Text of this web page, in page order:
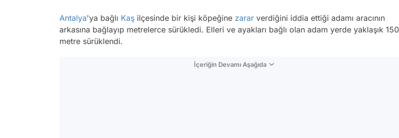
Antalya'ya bağlı Kaş ilçesinde bir kişi köpeğine zarar verdiğini iddia ettiği adamı aracının
arkasına bağlayıp metrelerce sürükledi. Elleri ve ayakları bağlı olan adam yerde yaklaşık 150
metre sürüklendi.
İçeriğin Devamı Aşağıda